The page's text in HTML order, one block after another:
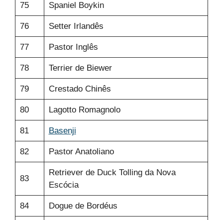
75 Spaniel Boykin
76 Setter Irlandês
77 Pastor Inglês
78 Terrier de Biewer
79 Crestado Chinês
80 Lagotto Romagnolo
81 Basenji
82 Pastor Anatoliano
83
Retriever de Duck Tolling da Nova
Escócia
84 Dogue de Bordéus